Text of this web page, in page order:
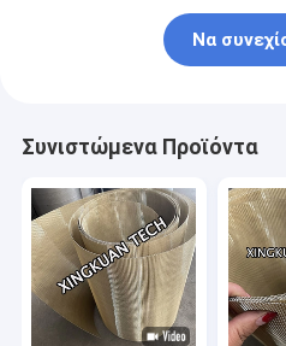
Να
Συνιστώμενα Προϊόντα